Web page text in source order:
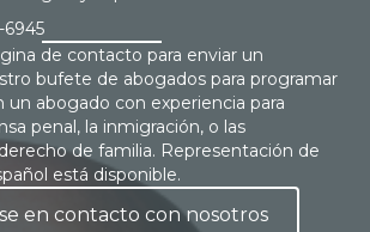
6945
de contacto para enviar un
bufete de abogados para programar
un abogado con experiencia para
penal, la inmigración, o las
de familia. Representación de
está disponible.
en contacto con nosotros